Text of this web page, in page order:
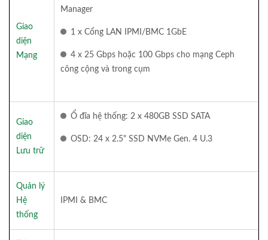
Giao
diện
Mạng
Manager
1 x Cổng LAN IPMI/BMC 1GbE
4 x 25 Gbps hoặc 100 Gbps cho mạng Ceph
công cộng và trong cụm
Giao
diện
Lưu trữ
Ổ đĩa hệ thống: 2 x 480GB SSD SATA
OSD: 24 x 2.5" SSD NVMe Gen. 4 U.3
Quản lý
Hệ
thống
IPMI & BMC